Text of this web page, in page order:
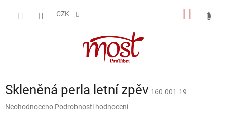
CZK
Skleněná perla letní zpěv 160-001-19
Průměrné
Neohodnoceno Podrobnosti hodnocení